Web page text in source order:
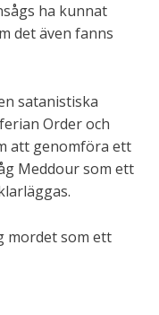
ha kunnat
det även fanns
satanistiska
Order och
att genomföra ett
Meddour som ett
mordet som ett